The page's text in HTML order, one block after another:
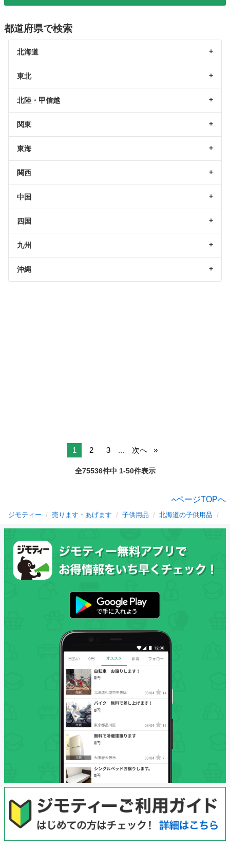
都道府県で検索
北海道
東北
北陸・甲信越
関東
東海
関西
中国
四国
九州
沖縄
1 2 3 ... 次へ
全75536件中 1-50件表示
ページTOPへ
ジモティー 売ります・あげます 子供用品 北海道の子供用品